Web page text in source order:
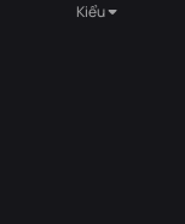
Kiểu